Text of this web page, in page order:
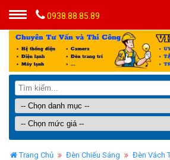
0938.88.85.89
Trang Chủ Đèn Chiếu Sáng Đèn Vách